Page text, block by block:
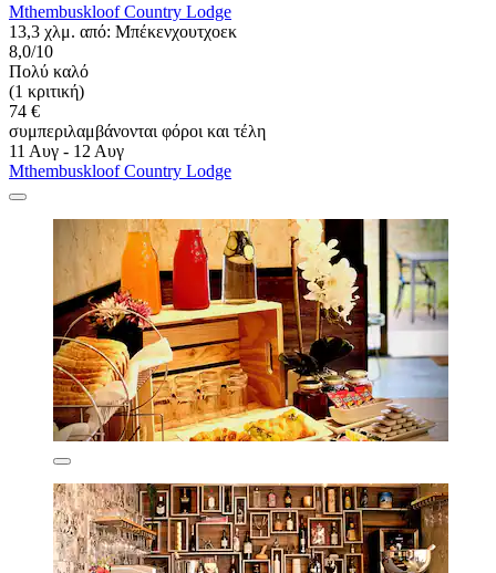
Mthembuskloof Country Lodge
13,3 χλμ. από: Μπέκενχουτχοεκ
8,0/10
Πολύ καλό
(1 κριτική)
74 €
συμπεριλαμβάνονται φόροι και τέλη
11 Αυγ - 12 Αυγ
Mthembuskloof Country Lodge